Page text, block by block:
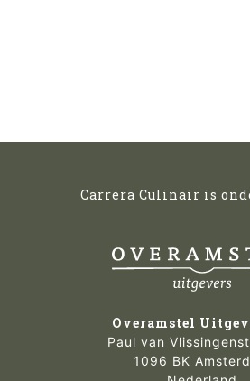
Carrera Culinair is
Overamstel
Paul van
1096 BK